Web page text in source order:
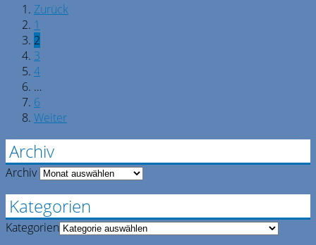
Zurück
1
2
3
4
…
6
Weiter
Archiv
Archiv
Kategorien
Kategorien